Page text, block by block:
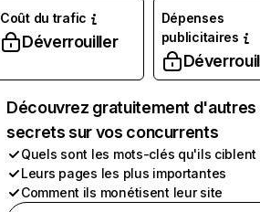
Coût du trafic
Déverrouiller
Dépenses
publicitaires
Découvrez gratuitement d'autres
secrets sur vos concurrents
Quels sont les mots-clés qu'ils ciblent
Leurs pages les plus importantes
Comment ils monétisent leur site